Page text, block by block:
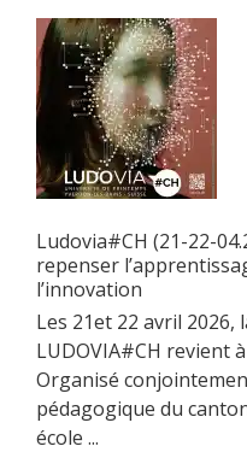
Ludovia#CH (21-22-
repenser
l’innovation
Les 21et 22 avril 2026,
LUDOVIA#CH revient
Organisé
pédagogique du
école ...